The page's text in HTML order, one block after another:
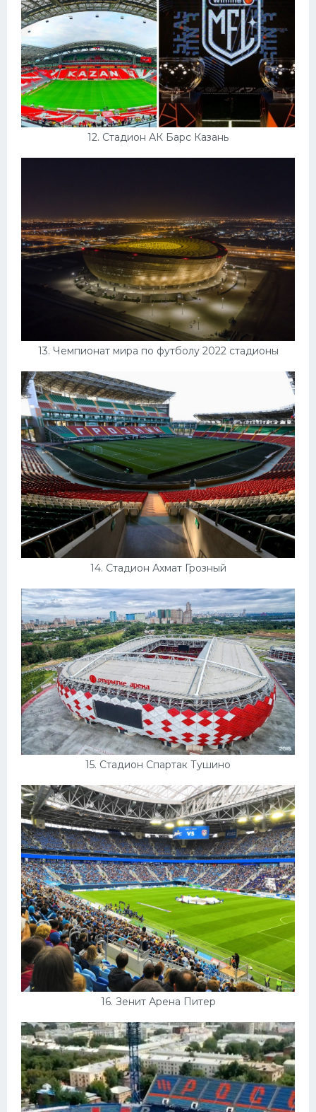
12. Стадион АК Барс Казань
13. Чемпионат мира по футболу 2022 стадионы
14. Стадион Ахмат Грозный
15. Стадион Спартак Тушино
16. Зенит Арена Питер